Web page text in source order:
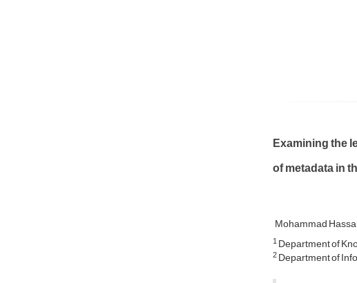
Examining the
of metadata in
Mohammad
1Department of
2Department of